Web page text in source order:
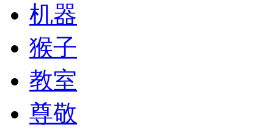
机器
猴子
教室
尊敬